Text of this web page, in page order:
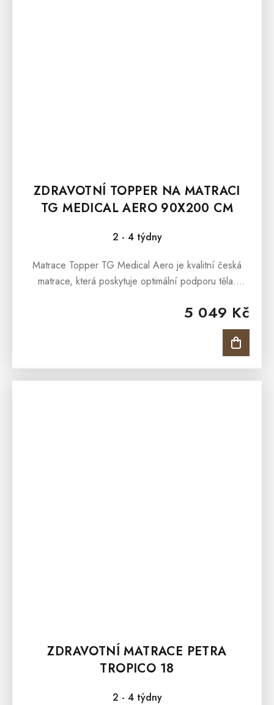
ZDRAVOTNÍ TOPPER NA MATRACI
TG MEDICAL AERO 90X200 CM
2 - 4 týdny
5 049 Kč
Matrace Topper TG Medical Aero je kvalitní česká
matrace, která poskytuje optimální podporu těla.
ZDRAVOTNÍ MATRACE PETRA
TROPICO 18
2 - 4 týdny